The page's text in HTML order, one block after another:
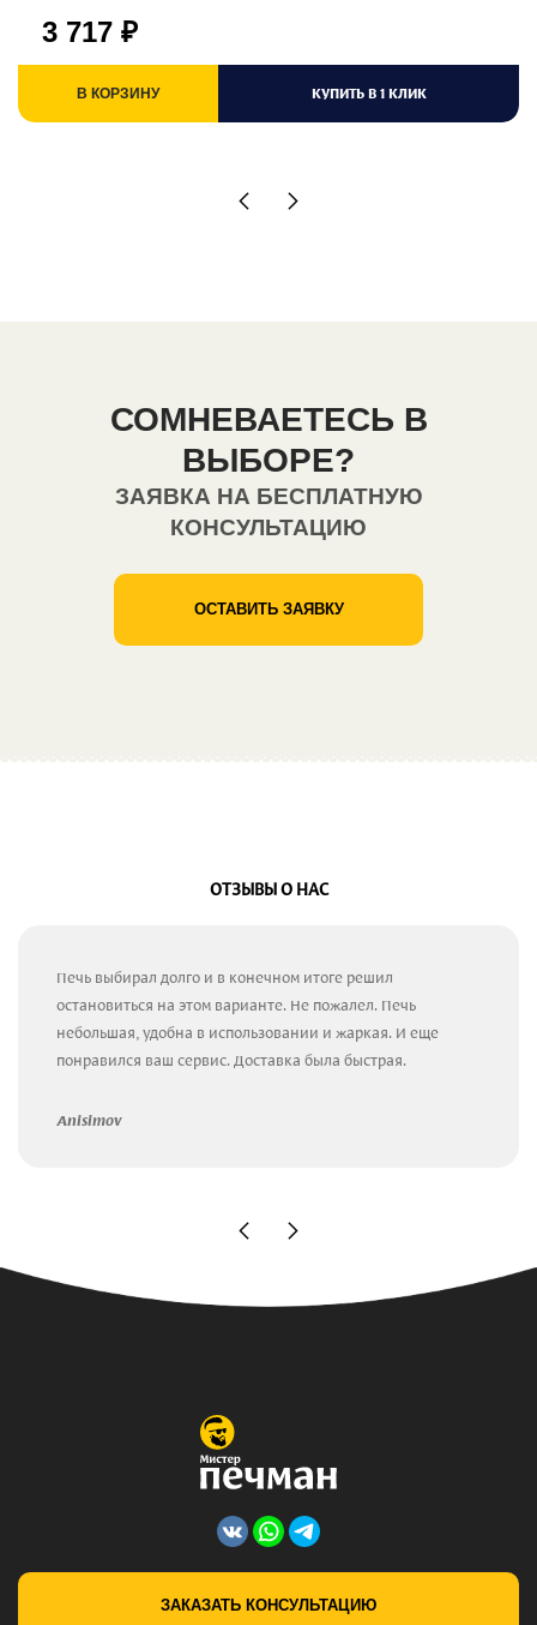
3 717 ₽
В КОРЗИНУ КУПИТЬ В 1 КЛИК
СОМНЕВАЕТЕСЬ В
ВЫБОРЕ?
ЗАЯВКА НА БЕСПЛАТНУЮ
КОНСУЛЬТАЦИЮ
ОСТАВИТЬ ЗАЯВКУ
ОТЗЫВЫ О НАС
Печь выбирал долго и в конечном итоге решил
остановиться на этом варианте. Не пожалел. Печь
небольшая, удобна в использовании и жаркая. И еще
понравился ваш сервис. Доставка была быстрая.
Anisimov
ЗАКАЗАТЬ КОНСУЛЬТАЦИЮ